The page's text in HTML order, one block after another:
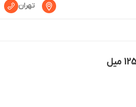
تهران